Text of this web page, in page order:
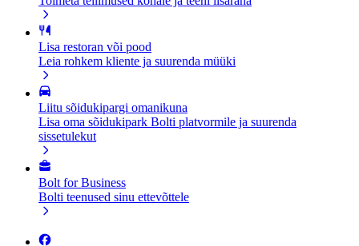
Lisa restoran või pood
Leia rohkem kliente ja suurenda müüki
Liitu sõidukipargi omanikuna
Lisa oma sõidukipark Bolti platvormile ja suurenda
sissetulekut
Bolt for Business
Bolti teenused sinu ettevõttele